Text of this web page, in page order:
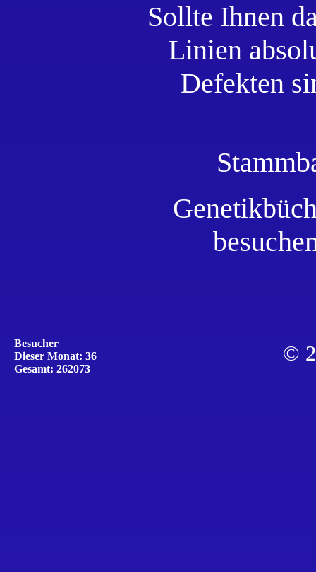
Sollte Ihnen
Linien
Defekten
Besucher
Dieser Monat: 36
Gesamt: 262073
©